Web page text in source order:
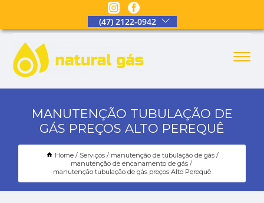
(47) 2122-0942
MANUTENÇÃO TUBULAÇÃO DE
GÁS PREÇOS ALTO PEREQUÊ
Home Serviços
manutenção de tubulação de gás
manutenção de encanamento de gás
manutenção tubulação de gás preços Alto Perequê